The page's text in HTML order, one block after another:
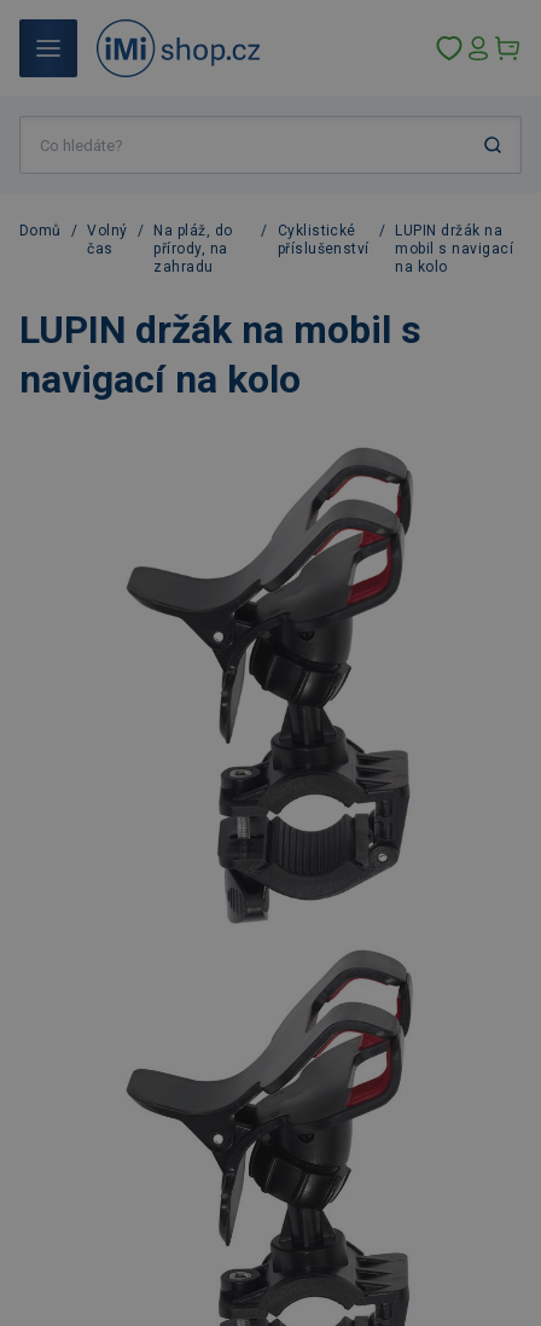
Domů /
Volný
čas
/
Na pláž, do
přírody, na
zahradu
/
Cyklistické
příslušenství
/
LUPIN držák na
mobil s navigací
na kolo
LUPIN držák na mobil s
navigací na kolo